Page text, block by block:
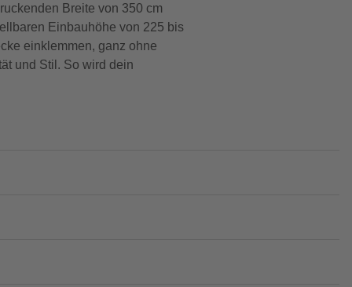
Breite von 350 cm
Einbauhöhe von 225 bis
einklemmen, ganz ohne
und Stil. So wird dein